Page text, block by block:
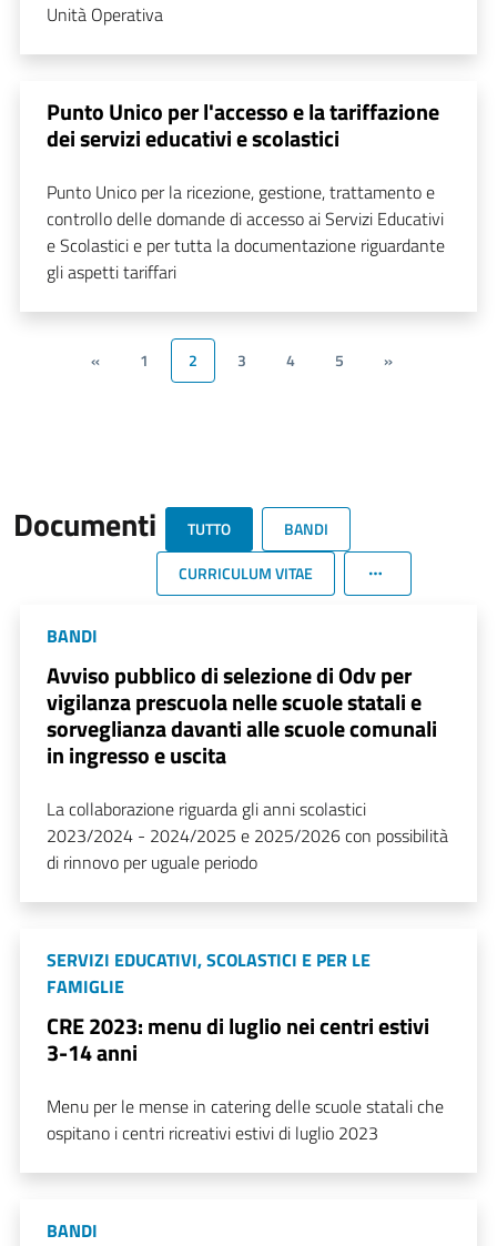
Unità Operativa
Punto Unico per l'accesso e la tariffazione
dei servizi educativi e scolastici
Punto Unico per la ricezione, gestione, trattamento e
controllo delle domande di accesso ai Servizi Educativi
e Scolastici e per tutta la documentazione riguardante
gli aspetti tariffari
« 1 2 3 4 5 »
Documenti TUTTO
BANDI
CURRICULUM VITAE
BANDI
Avviso pubblico di selezione di Odv per
vigilanza prescuola nelle scuole statali e
sorveglianza davanti alle scuole comunali
in ingresso e uscita
La collaborazione riguarda gli anni scolastici
2023/2024 - 2024/2025 e 2025/2026 con possibilità
di rinnovo per uguale periodo
SERVIZI EDUCATIVI, SCOLASTICI E PER LE
FAMIGLIE
CRE 2023: menu di luglio nei centri estivi
3-14 anni
Menu per le mense in catering delle scuole statali che
ospitano i centri ricreativi estivi di luglio 2023
BANDI